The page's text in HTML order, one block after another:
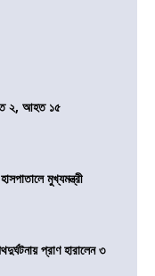
২, আহত ১৫
মুখ্যমন্ত্রী
প্রাণ হারালেন ৩